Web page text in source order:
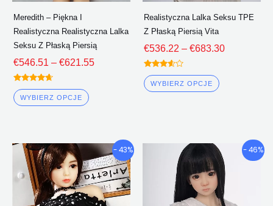
Meredith – Piękna I
Realistyczna Realistyczna Lalka
Seksu Z Płaską Piersią
€546.51 – €621.55
Oceniono
4.50
z 5
WYBIERZ OPCJE
produktu
Realistyczna Lalka Seksu TPE
Z Płaską Piersią Vita
€536.22 – €683.30
Oceniono
3.50
z 5
WYBIERZ OPCJE
- 43%
Przedział
cenowy:
€512.60
Poprzez
€652.30
Ten
produkt
ma
wiele
- 46%
Przedział
cenowy:
€499.23
Poprzez
€591.18
Ten
produkt
ma
wiele